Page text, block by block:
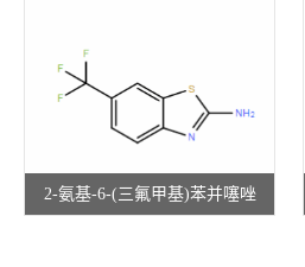
2-氨基-6-(三氟甲基)苯并噻唑